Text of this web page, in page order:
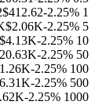
1 UNHON
$412.62-2.25%
5 UNHON
$2.06K-2.25%
10 UNHON
$4.13K-2.25%
50 UNHON
-2.25%
100 UNHON
-2.25%
500 UNHON
-2.25%
1000 UNHON
-2.25%